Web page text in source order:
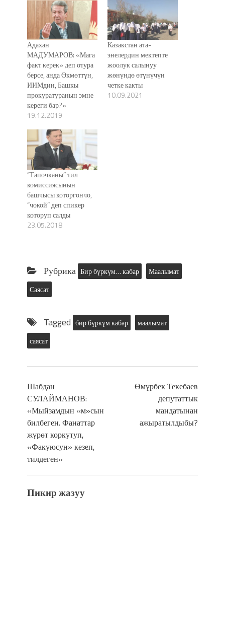
Адахан
МАДУМАРОВ: «Мага
факт керек» деп отура
берсе, анда Өкмөттүн,
ИИМдин, Башкы
прокуратуранын эмне
кереги бар?»
19.12.2019
Казакстан ата-
энелердин мектепте
жоолук салынуу
жөнүндө өтүнүчүн
четке какты
10.09.2021
“Тапочканы” тил
комиссиясынын
башчысы которгончо,
“чокой” деп спикер
которуп салды
23.05.2018
Рубрика Бир бүркүм… кабар
Маалымат
Саясат
Tagged бир бүркүм кабар
маалымат
саясат
Шабдан
СУЛАЙМАНОВ:
«Мыйзамдын «м»сын
билбеген. Фанаттар
жүрөт коркутуп,
«Факуюсун» кезеп,
тилдеген»
Өмүрбек Текебаев
депутаттык
мандатынан
ажыратылдыбы?
Пикир жазуу